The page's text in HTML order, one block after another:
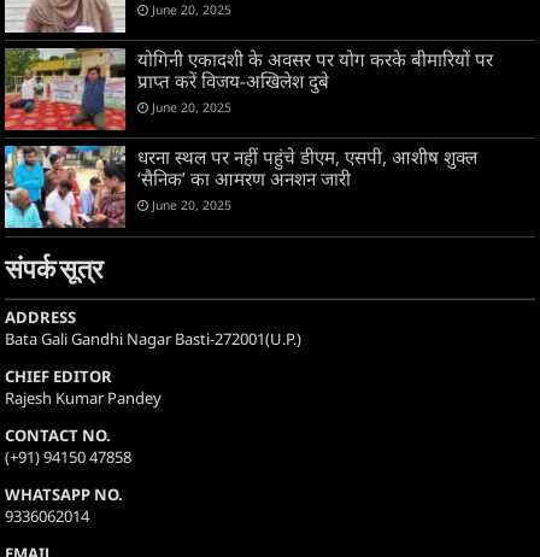
June 20, 2025
योगिनी एकादशी के अवसर पर योग करके बीमारियों पर
प्राप्त करें विजय-अखिलेश दुबे
June 20, 2025
धरना स्थल पर नहीं पहुंचे डीएम, एसपी, आशीष शुक्ल
‘सैनिक’ का आमरण अनशन जारी
June 20, 2025
संपर्क सूत्र
ADDRESS
Bata Gali Gandhi Nagar Basti-272001(U.P.)
CHIEF EDITOR
Rajesh Kumar Pandey
CONTACT NO.
(+91) 94150 47858
WHATSAPP NO.
9336062014